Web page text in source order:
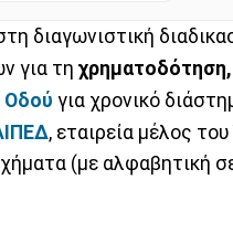
διαγωνιστική
για τη χρηματοδότηση,
Οδού για χρονικό
, εταιρεία μέλος
(με αλφαβητική